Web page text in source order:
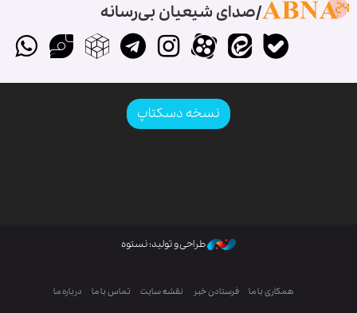
صدای شیعیان بی‌رسانه
نسخه دسکتاپ
طراحی و تولید: نستوه
همکاری با ما فرستادن خبر نقشه سایت تماس با ما درباره ما